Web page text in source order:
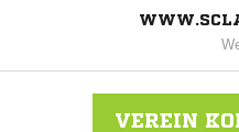
VEREIN